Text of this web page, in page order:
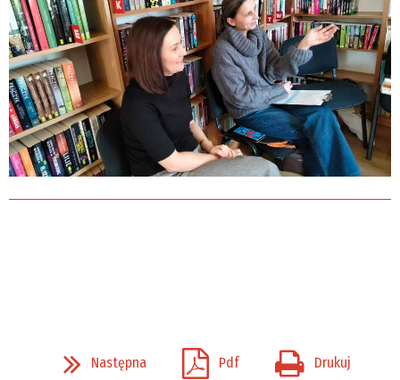
Następna Pdf Drukuj